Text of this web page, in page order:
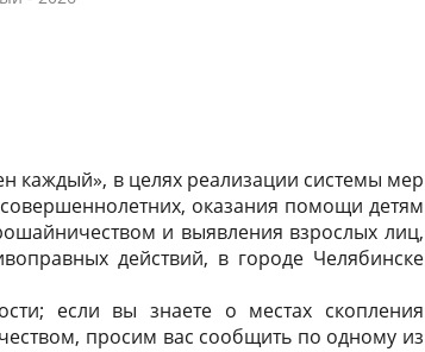
деятельность
Международное сотрудничество
программах учебных курсов,
предметов, дисциплин (модулей),
годовых календарных учебных
графиках
каждый», в целях реализации системы мер
оказания помощи детям
и выявления взрослых лиц,
действий, в городе Челябинске
если вы знаете о местах скопления
просим вас сообщить по одному из